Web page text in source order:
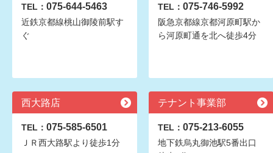
TEL： 075-644-5463
近鉄京都線桃山御陵前駅す
ぐ
TEL： 075-746-5992
阪急京都線京都河原町駅か
ら河原町通を北へ徒歩4分
西大路店
TEL： 075-585-6501
ＪＲ西大路駅より徒歩1分
テナント事業部
TEL： 075-213-6055
地下鉄烏丸御池駅5番出口